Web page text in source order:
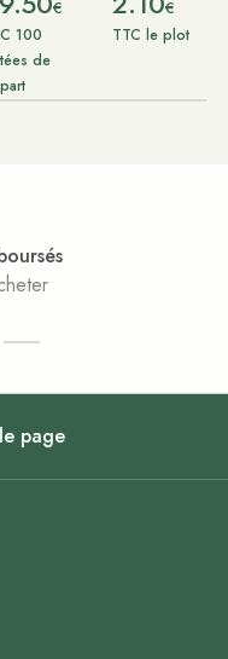
€
100
de
€
TTC le plot
page